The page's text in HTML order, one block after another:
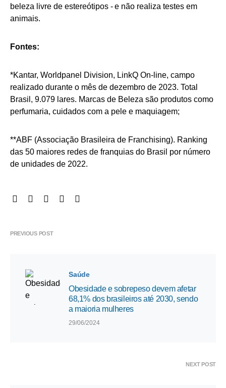
beleza livre de estereótipos - e não realiza testes em
animais.
Fontes:
*Kantar, Worldpanel Division, LinkQ On-line, campo
realizado durante o mês de dezembro de 2023. Total
Brasil, 9.079 lares. Marcas de Beleza são produtos como
perfumaria, cuidados com a pele e maquiagem;
**ABF (Associação Brasileira de Franchising). Ranking
das 50 maiores redes de franquias do Brasil por número
de unidades de 2022.
PREVIOUS POST
Saúde
Obesidade e sobrepeso devem afetar
68,1% dos brasileiros até 2030, sendo
a maioria mulheres
29/06/2024
NEXT POST